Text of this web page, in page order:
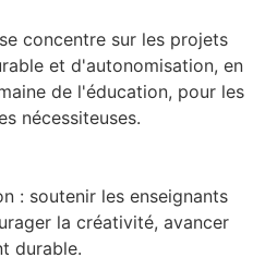
concentre sur les projets
et d'autonomisation, en
de l'éducation, pour les
nécessiteuses.
: soutenir les enseignants
la créativité, avancer
durable.